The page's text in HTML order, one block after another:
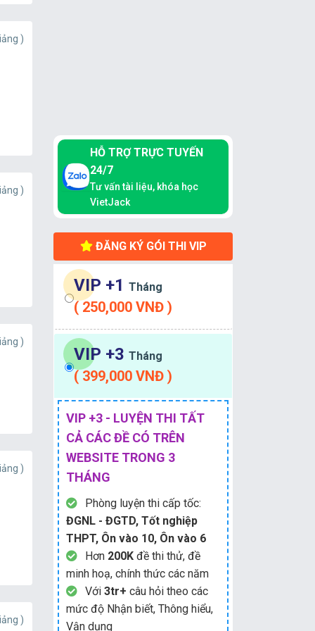
)
)
)
)
)
HỖ TRỢ TRỰC TUYẾN
24/7
Tư vấn tài liệu, khóa học
VietJack
ĐĂNG KÝ GÓI THI VIP
VIP +1 Tháng
( 250,000 VNĐ )
VIP +3 Tháng
( 399,000 VNĐ )
VIP +3 - LUYỆN THI TẤT
CẢ CÁC ĐỀ CÓ TRÊN
WEBSITE TRONG 3
THÁNG
Phòng luyện thi cấp tốc:
ĐGNL - ĐGTD, Tốt nghiệp
THPT, Ôn vào 10, Ôn vào 6
Hơn 200K đề thi thử, đề
minh hoạ, chính thức các năm
Với 3tr+ câu hỏi theo các
mức độ Nhận biết, Thông hiểu,
Vận dụng